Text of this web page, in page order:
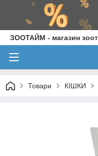
ЗООТАЙМ - магазин
Товари КІШКИ